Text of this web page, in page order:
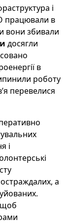
і
працювали в
вони збивали
досягли
в
роботу
перевелися
і
а
щоб